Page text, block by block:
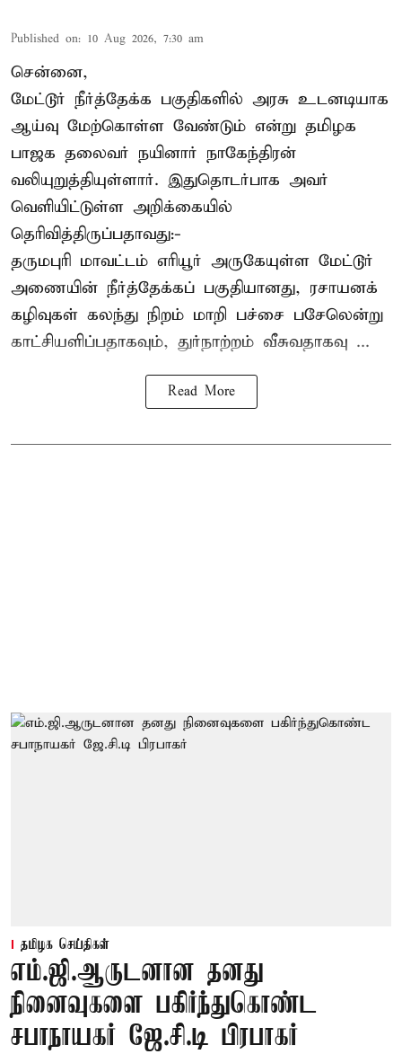
Published on: 10 Aug 2026, 7:30 am
சென்னை,
மேட்டூர் நீர்த்தேக்க பகுதிகளில் அரசு உடனடியாக
ஆய்வு மேற்கொள்ள வேண்டும் என்று தமிழக
பாஜக தலைவர் நயினார் நாகேந்திரன்
வலியுறுத்தியுள்ளார். இதுதொடர்பாக அவர்
வெளியிட்டுள்ள அறிக்கையில்
தெரிவித்திருப்பதாவது:-
தருமபுரி மாவட்டம் எரியூர் அருகேயுள்ள மேட்டூர்
அணையின் நீர்த்தேக்கப் பகுதியானது, ரசாயனக்
கழிவுகள் கலந்து நிறம் மாறி பச்சை பசேலென்று
காட்சியளிப்பதாகவும், துர்நாற்றம் வீசுவதாகவு ...
Read More
தமிழக செய்திகள்
எம்.ஜி.ஆருடனான தனது
நினைவுகளை பகிர்ந்துகொண்ட
சபாநாயகர் ஜே.சி.டி பிரபாகர்